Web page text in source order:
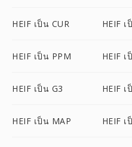
HEIF เป็น CUR HEIF
HEIF เป็น PPM HEIF เ
HEIF เป็น G3 HEIF เ
HEIF เป็น MAP HEIF